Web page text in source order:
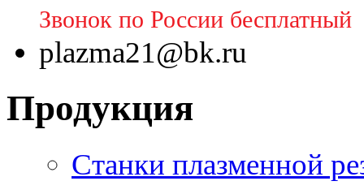
Звонок по России бесплатный
plazma21@bk.ru
Продукция
Станки плазменной